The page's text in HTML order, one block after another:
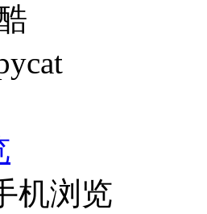
机浏览